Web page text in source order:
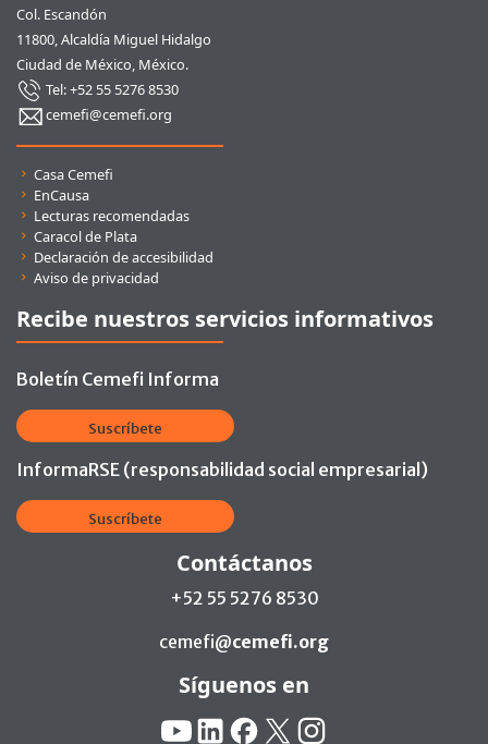
Col. Escandón
11800, Alcaldía Miguel Hidalgo
Ciudad de México, México.
Tel: +52 55 5276 8530
cemefi@cemefi.org
Enlaces rápidos
Casa Cemefi
EnCausa
Lecturas recomendadas
Caracol de Plata
Declaración de accesibilidad
Aviso de privacidad
Recibe nuestros servicios informativos
Boletín Cemefi Informa
Suscríbete
InformaRSE (responsabilidad social empresarial)
Suscríbete
Contáctanos
+52 55 5276 8530
cemefi@cemefi.org
Síguenos en
YouTube
LinkedinFacebook
X Instagram